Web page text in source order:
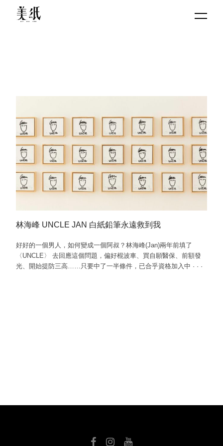
林海峰 UNCLE JAN 白紙鉛筆永遠救到我
好好的一個男人，如何變成一個阿叔？林海峰(Jan)兩年前填了
〈UNCLE〉 去回應這個問題，偏好棍波車、買自願醫保、前額發
光、開始提防三高……只要中了一半條件，已合乎資格加入中 · · ·